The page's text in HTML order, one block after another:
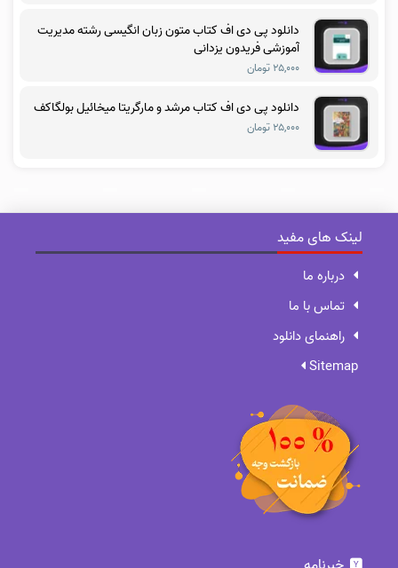
دانلود پی دی اف کتاب متون زبان انگیسی رشته مدیریت
آموزشی فریدون یزدانی
۲۵,۰۰۰ تومان
دانلود پی دی اف کتاب مرشد و مارگریتا میخائیل بولگاکف
۲۵,۰۰۰ تومان
لینک های مفید
درباره ما
تماس با ما
راهنمای دانلود
Sitemap